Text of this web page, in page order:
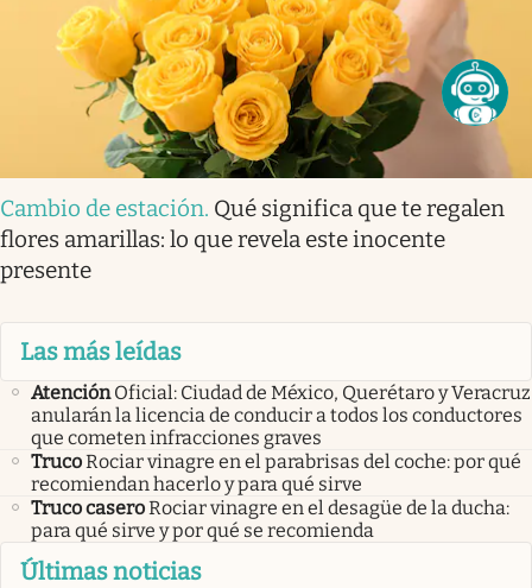
Cambio de estación. Qué significa que te regalen
flores amarillas: lo que revela este inocente
presente
Las más leídas
Atención Oficial: Ciudad de México, Querétaro y Veracruz
anularán la licencia de conducir a todos los conductores
que cometen infracciones graves
TrucoRociar vinagre en el parabrisas del coche: por qué
recomiendan hacerlo y para qué sirve
Truco caseroRociar vinagre en el desagüe de la ducha:
para qué sirve y por qué se recomienda
Últimas noticias